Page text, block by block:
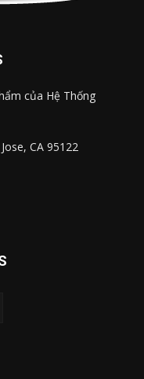
của Hệ Thống
CA 95122